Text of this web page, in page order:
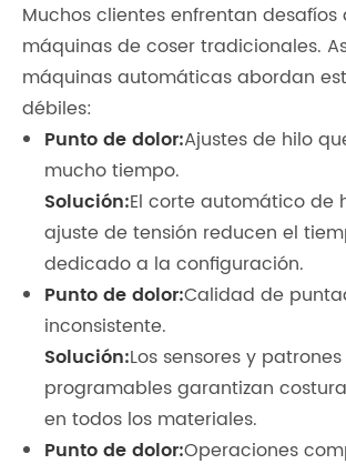
Muchos clientes enfrentan desafíos
máquinas de coser tradicionales.
máquinas automáticas abordan
débiles:
Punto de dolor:Ajustes de hilo
mucho tiempo.
Solución:El corte automático de
ajuste de tensión reducen el
dedicado a la configuración.
Punto de dolor:Calidad de
inconsistente.
Solución:Los sensores y patrones
programables garantizan
en todos los materiales.
Punto de dolor:Operaciones